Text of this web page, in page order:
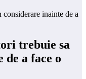
inainte de a
trebuie sa
a face o